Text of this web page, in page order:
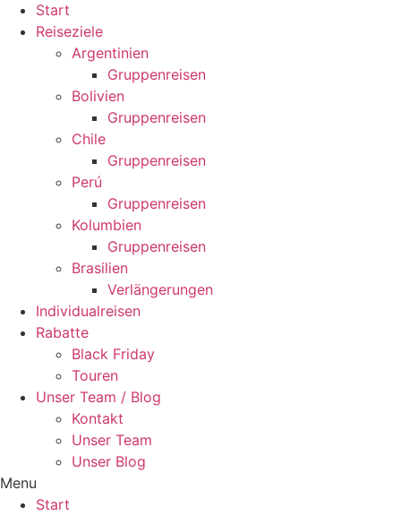
Start
Reiseziele
Argentinien
Gruppenreisen
Bolivien
Gruppenreisen
Chile
Gruppenreisen
Perú
Gruppenreisen
Kolumbien
Gruppenreisen
Brasilien
Verlängerungen
Individualreisen
Rabatte
Black Friday
Touren
Unser Team / Blog
Kontakt
Unser Team
Unser Blog
Menu
Start